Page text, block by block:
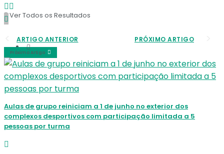
Ver Todos os Resultados
ARTIGO ANTERIOR PRÓXIMO ARTIGO
Próximo Artigo
Aulas de grupo reiniciam a 1 de junho no exterior dos
complexos desportivos com participação limitada a 5
pessoas por turma